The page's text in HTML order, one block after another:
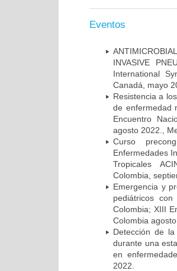
Eventos
INVASIVE
International
Canadá, mayo
Resistencia a
de enfermedad
Encuentro
agosto 2022.,
Curso
Enfermedades
Tropicales
Colombia,
Emergencia y
pediátricos
Colombia; XIII
Colombia
Detección de
durante una
en
2022.